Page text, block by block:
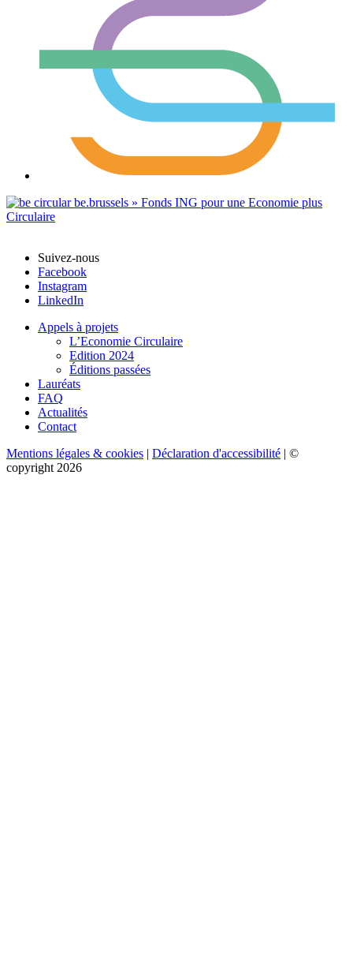
Suivez-nous
Facebook
Instagram
LinkedIn
Appels à projets
L’Economie Circulaire
Edition 2024
Éditions passées
Lauréats
FAQ
Actualités
Contact
Mentions légales & cookies | Déclaration d'accessibilité | ©
copyright 2026